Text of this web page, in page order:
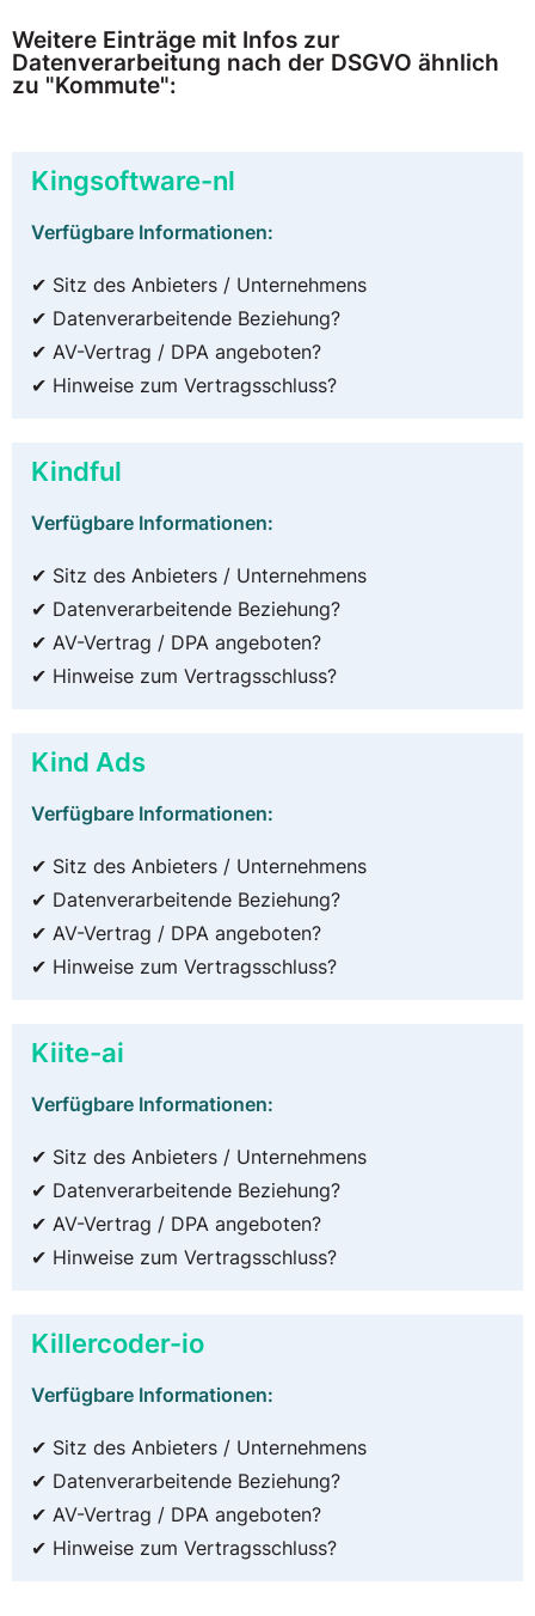
Weitere Einträge mit Infos zur
Datenverarbeitung nach der DSGVO ähnlich
zu "Kommute":
Kingsoftware-nl
Verfügbare Informationen:
✔ Sitz des Anbieters / Unternehmens
✔ Datenverarbeitende Beziehung?
✔ AV-Vertrag / DPA angeboten?
✔ Hinweise zum Vertragsschluss?
Kindful
Verfügbare Informationen:
✔ Sitz des Anbieters / Unternehmens
✔ Datenverarbeitende Beziehung?
✔ AV-Vertrag / DPA angeboten?
✔ Hinweise zum Vertragsschluss?
Kind Ads
Verfügbare Informationen:
✔ Sitz des Anbieters / Unternehmens
✔ Datenverarbeitende Beziehung?
✔ AV-Vertrag / DPA angeboten?
✔ Hinweise zum Vertragsschluss?
Kiite-ai
Verfügbare Informationen:
✔ Sitz des Anbieters / Unternehmens
✔ Datenverarbeitende Beziehung?
✔ AV-Vertrag / DPA angeboten?
✔ Hinweise zum Vertragsschluss?
Killercoder-io
Verfügbare Informationen:
✔ Sitz des Anbieters / Unternehmens
✔ Datenverarbeitende Beziehung?
✔ AV-Vertrag / DPA angeboten?
✔ Hinweise zum Vertragsschluss?